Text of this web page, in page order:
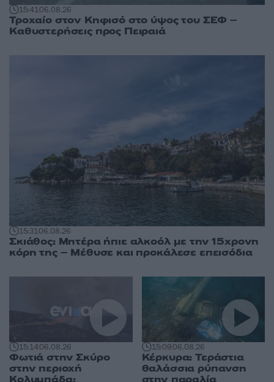
15:4106.08.26
Τροχαίο στον Κηφισό στο ύψος του ΣΕΦ –
Καθυστερήσεις προς Πειραιά
15:3106.08.26
Σκιάθος: Μητέρα ήπιε αλκοόλ με την 15χρονη
κόρη της – Μέθυσε και προκάλεσε επεισόδια
15:1406.08.26
Φωτιά στην Σκύρο
στην περιοχή
15:0906.08.26
Κέρκυρα: Τεράστια
θαλάσσια ρύπανση